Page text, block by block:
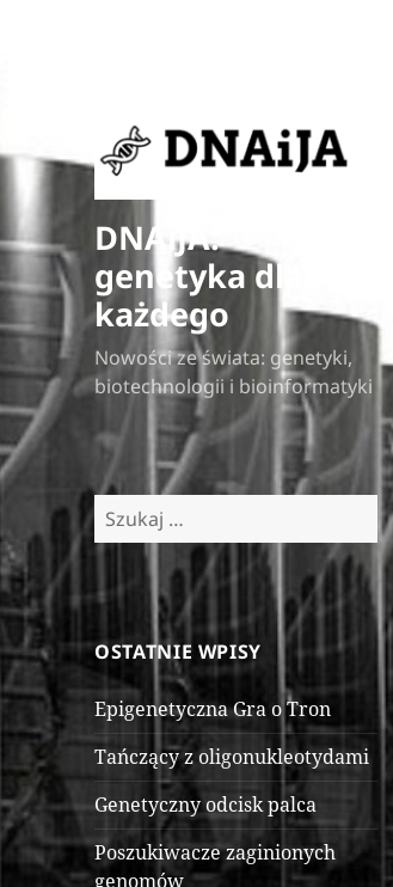
DNAiJA:
genetyka dla
każdego
Nowości ze świata: genetyki,
biotechnologii i bioinformatyki
Szukaj:
OSTATNIE WPISY
Epigenetyczna Gra o Tron
Tańczący z oligonukleotydami
Genetyczny odcisk palca
Poszukiwacze zaginionych
genomów